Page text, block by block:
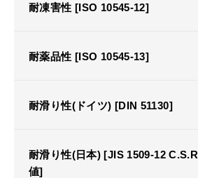
耐凍害性 [ISO 10545-12]
耐薬品性 [ISO 10545-13]
耐滑り性(ドイツ) [DIN 51130]
耐滑り性(日本) [JIS 1509-12 C.S.R
値]